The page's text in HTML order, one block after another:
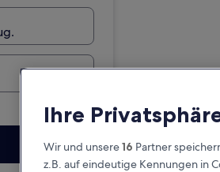
Ihre
Wir und unsere16 Partner
z.B. auf eindeutige Kennungen in